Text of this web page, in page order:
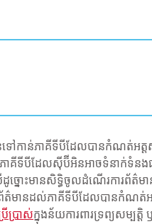
កាន់ភាគីទីបីដែលបានកំណត់អត្ត
ាគីទីបីដែលស៊ីប៊ីអិនអាចទំនាក់ទំនង
ោះមានសិទ្ធិចូលដំណើរការព័ត៌មាន
មានដល់ភាគីទីបីដែលបានកំណត់អត្
ើប្រាស់ក្នុងន័យការពារទ្រព្យសម្បត្